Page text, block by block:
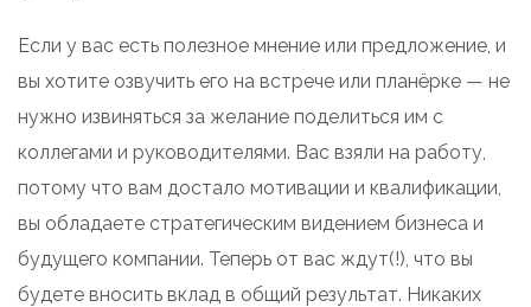
Если у вас есть полезное мнение или предложение, и
вы хотите озвучить его на встрече или планёрке — не
нужно извиняться за желание поделиться им с
коллегами и руководителями. Вас взяли на работу,
потому что вам достало мотивации и квалификации,
вы обладаете стратегическим видением бизнеса и
будущего компании. Теперь от вас ждут(!), что вы
будете вносить вклад в общий результат. Никаких